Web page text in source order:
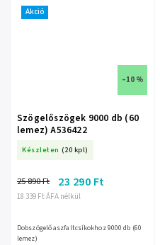
Akció
–10 %
Szögelőszögek 9000 db (60
lemez) A536422
Készleten (20 kpl)
18 339 Ft ÁFA nélkül
25 890 Ft 23 290 Ft
Dobszögelő aszfaltcsíkokhoz 9000 db (60
lemez)